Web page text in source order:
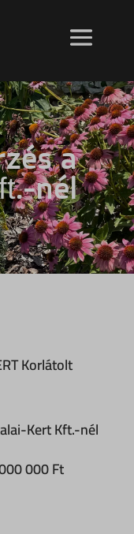
a
nél
Korlátolt
Kert Kft.-nél
000 Ft